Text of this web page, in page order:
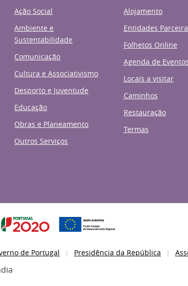
Ação Social
Ambiente e
Sustentabilidade
Comunicação
Cultura e Associativismo
Desporto e Juventude
Educação
Obras e Planeamento
Outros Serviços
Alojamento
Entidades
Folhetos Online
Agenda de Eventos
Locais a visitar
Caminhos
Restauração
Termas
de Portugal Presidência da República